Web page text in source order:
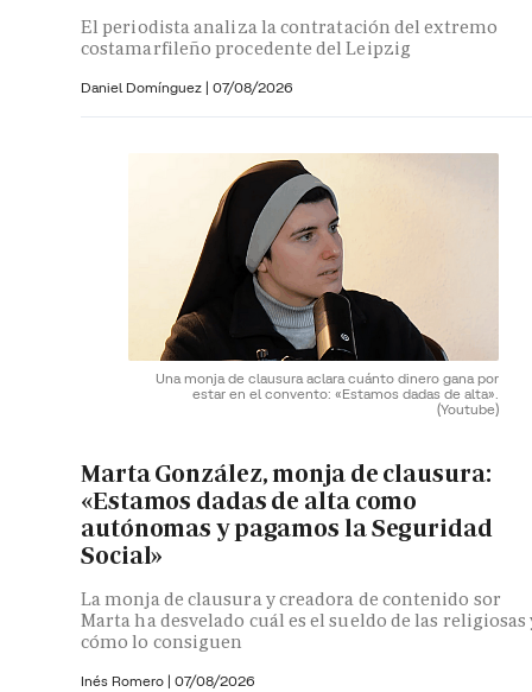
El periodista analiza la contratación del extremo
costamarfileño procedente del Leipzig
Daniel Domínguez | 07/08/2026
Una monja de clausura aclara cuánto dinero gana por
estar en el convento: «Estamos dadas de alta».
(Youtube)
Marta González, monja de clausura:
«Estamos dadas de alta como
autónomas y pagamos la Seguridad
Social»
La monja de clausura y creadora de contenido sor
Marta ha desvelado cuál es el sueldo de las religiosas
cómo lo consiguen
Inés Romero | 07/08/2026